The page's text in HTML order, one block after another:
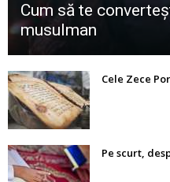
Cum să te
musulman
Cele Zece
Pe scurt,